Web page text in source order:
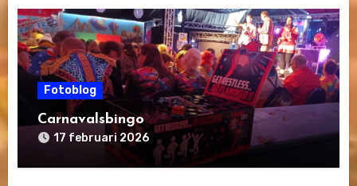
Fotoblog
Carnavalsbingo
17 februari 2026